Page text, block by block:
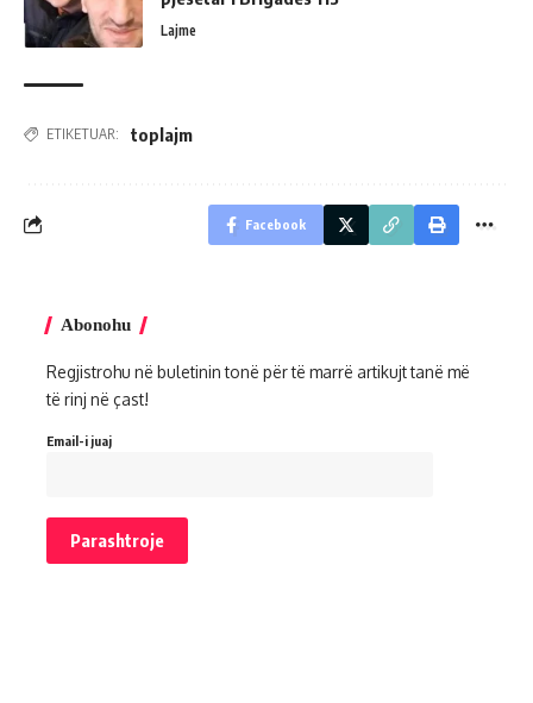
Lajme
ETIKETUAR: toplajm
Facebook
Abonohu
Regjistrohu në buletinin tonë për të marrë artikujt tanë më
të rinj në çast!
Email-i juaj